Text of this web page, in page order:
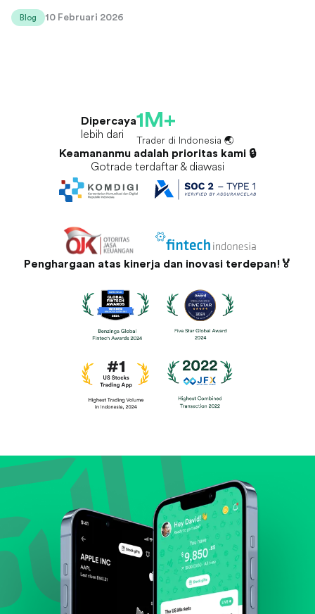
Blog 10 Februari 2026
Dipercaya
lebih dari
1M+
Trader di Indonesia 🌏
Keamananmu adalah prioritas kami 🔒
Gotrade terdaftar & diawasi
Penghargaan atas kinerja dan inovasi terdepan!🏅